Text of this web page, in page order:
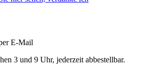
E-Mail
3 und 9 Uhr, jederzeit abbestellbar.